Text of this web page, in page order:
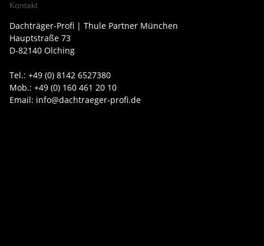
Kontakt
Dachträger-Profi | Thule Partner München
Hauptstraße 73
D-82140 Olching
Tel.: +49 (0) 8142 6527380
Mob.: +49 (0) 160 461 20 10
Email: info@dachtraeger-profi.de